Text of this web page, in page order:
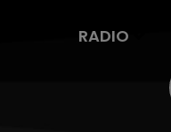
RADIO